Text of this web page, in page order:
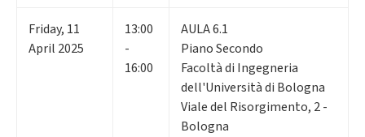
Friday, 11
April 2025
13:00
-
16:00
AULA 6.1
Piano Secondo
Facoltà di Ingegneria
dell'Università di Bologna
Viale del Risorgimento, 2 -
Bologna